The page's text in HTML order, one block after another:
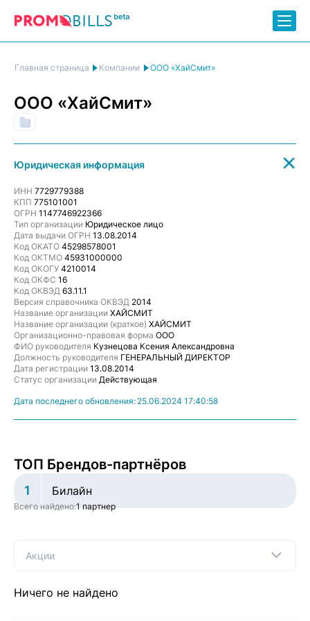
Главная страница Компании ООО «ХайСмит»
ООО «ХайСмит»
Юридическая информация
ИНН 7729779388
КПП 775101001
ОГРН 1147746922366
Тип организации Юридическое лицо
Дата выдачи ОГРН 13.08.2014
Код ОКАТО 45298578001
Код ОКТМО 45931000000
Код ОКОГУ 4210014
Код ОКФС 16
Код ОКВЭД 63.11.1
Версия справочника ОКВЭД 2014
Название организации ХАЙСМИТ
Название организации (краткое) ХАЙСМИТ
Организационно-правовая форма ООО
ФИО руководителя Кузнецова Ксения Александровна
Должность руководителя ГЕНЕРАЛЬНЫЙ ДИРЕКТОР
Дата регистрации 13.08.2014
Статус организации Действующая
Дата последнего обновления: 25.06.2024 17:40:58
ТОП Брендов-партнёров
1 Билайн
Всего найдено:1 партнер
Акции
Ничего не найдено